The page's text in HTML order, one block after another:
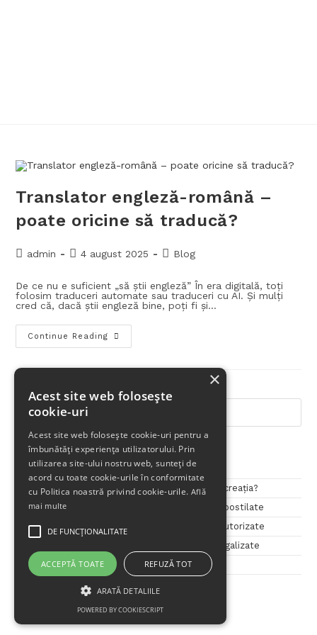
Translator engleză-română –
poate oricine să traducă?
admin 4 august 2025 Blog
De ce nu e suficient „să știi engleză” În era digitală, toți
folosim traduceri automate sau traduceri cu AI. Și mulți
cred că, dacă știi engleză bine, poți fi și…
Continue Reading
Articole Recente
Dincolo de o simplă traducere – ce este transcreația?
Cele mai solicitate servicii – Ep. 3: Traduceri apostilate
Cele mai solicitate servicii – Ep. 2: Traduceri autorizate
Cele mai solicitate servicii – Ep. 1: Traduceri legalizate
Penini Translations – 11 ani de traduceri!
×
Acest site web folosește
cookie-uri
Acest site web folosește cookie-uri pentru a
îmbunătăți experiența utilizatorului. Prin
utilizarea site-ului nostru web, sunteți de
acord cu toate cookie-urile în conformitate
cu Politica noastră privind cookie-urile. Află
mai multe
DE FUNCŢIONALITATE
ACCEPTĂ TOATE REFUZĂ TOT
ARATĂ DETALIILE
POWERED BY COOKIESCRIPT